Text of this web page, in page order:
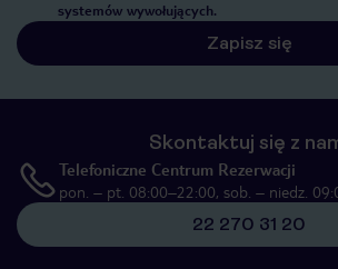
systemów wywołujących.
Zapisz się
Skontaktuj się z
Telefoniczne Centrum Rezerwacji
pon. – pt. 08:00–22:00, sob. – niedz.
22 270 31 20